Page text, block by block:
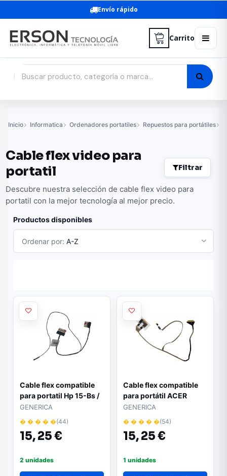
Envío rápido
Carrito
Inicio Informatica Ordenadores portatiles Repuestos para portátiles
Cable flex video para
portatil
Filtrar
Descubre nuestra selección de cable flex video para
portatil con la mejor tecnología al mejor precio.
Productos disponibles
Ordenar por: A-Z
Cable flex compatible
para portatil Hp 15-Bs /
15-Bw / 924930-001
GENERICA
� � � � �(44)
15,25 €
2 unidades
Cable flex compatible
para portátil ACER
Aspire 5742z / 5741g /
5252 / 5736z
GENERICA
� � � � �(54)
15,25 €
1 unidades